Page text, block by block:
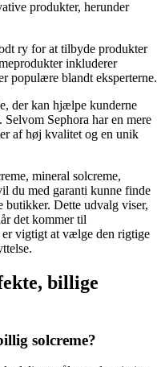
produkter, herunder
ry for at tilbyde produkter
inkluderer
populære blandt eksperterne.
der kan hjælpe kunderne
Selvom Sephora har en mere
af høj kvalitet og en unik
mineral solcreme,
du med garanti kunne finde
butikker. Dette udvalg viser,
det kommer til
er vigtigt at vælge den rigtige
billige
solcreme?